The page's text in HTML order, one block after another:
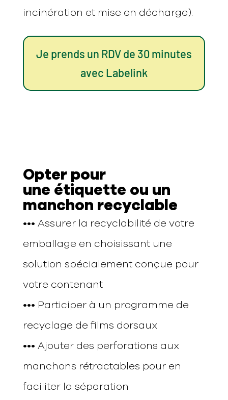
incinération et mise en décharge).
Je prends un RDV de 30 minutes
avec Labelink
Opter pour
une étiquette ou un
manchon recyclable
••• Assurer la recyclabilité de votre
emballage en choisissant une
solution spécialement conçue pour
votre contenant
••• Participer à un programme de
recyclage de films dorsaux
••• Ajouter des perforations aux
manchons rétractables pour en
faciliter la séparation